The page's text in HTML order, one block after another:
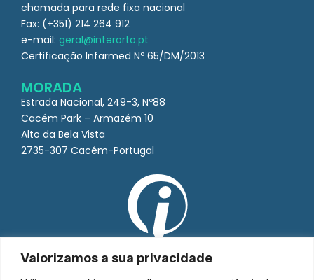
Valorizamos a sua privacidade
chamada para rede fixa nacional
Fax: (+351) 214 264 912
e-mail: geral@interorto.pt
Certificação Infarmed Nº 65/DM/2013
MORADA
Estrada Nacional, 249-3, Nº88
Cacém Park – Armazém 10
Alto da Bela Vista
2735-307 Cacém-Portugal